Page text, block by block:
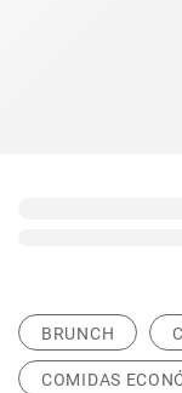
BRUNCH
COMIDAS